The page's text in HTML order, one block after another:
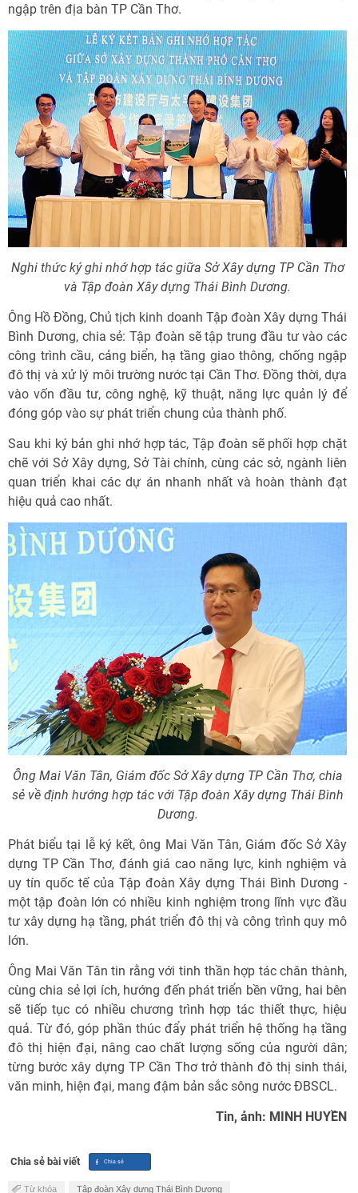
ngập trên địa bàn TP Cần Thơ.
Nghi thức ký ghi nhớ hợp tác giữa Sở Xây dựng TP Cần Thơ
và Tập đoàn Xây dựng Thái Bình Dương.
Ông Hồ Đồng, Chủ tịch kinh doanh Tập đoàn Xây dựng Thái
Bình Dương, chia sẻ: Tập đoàn sẽ tập trung đầu tư vào các
công trình cầu, cảng biển, hạ tầng giao thông, chống ngập
đô thị và xử lý môi trường nước tại Cần Thơ. Đồng thời, dựa
vào vốn đầu tư, công nghệ, kỹ thuật, năng lực quản lý để
đóng góp vào sự phát triển chung của thành phố.
Sau khi ký bản ghi nhớ hợp tác, Tập đoàn sẽ phối hợp chặt
chẽ với Sở Xây dựng, Sở Tài chính, cùng các sở, ngành liên
quan triển khai các dự án nhanh nhất và hoàn thành đạt
hiệu quả cao nhất.
Ông Mai Văn Tân, Giám đốc Sở Xây dựng TP Cần Thơ, chia
sẻ về định hướng hợp tác với Tập đoàn Xây dựng Thái Bình
Dương.
Phát biểu tại lễ ký kết, ông Mai Văn Tân, Giám đốc Sở Xây
dựng TP Cần Thơ, đánh giá cao năng lực, kinh nghiệm và
uy tín quốc tế của Tập đoàn Xây dựng Thái Bình Dương -
một tập đoàn lớn có nhiều kinh nghiệm trong lĩnh vực đầu
tư xây dựng hạ tầng, phát triển đô thị và công trình quy mô
lớn.
Ông Mai Văn Tân tin rằng với tinh thần hợp tác chân thành,
cùng chia sẻ lợi ích, hướng đến phát triển bền vững, hai bên
sẽ tiếp tục có nhiều chương trình hợp tác thiết thực, hiệu
quả. Từ đó, góp phần thúc đẩy phát triển hệ thống hạ tầng
đô thị hiện đại, nâng cao chất lượng sống của người dân;
từng bước xây dựng TP Cần Thơ trở thành đô thị sinh thái,
văn minh, hiện đại, mang đậm bản sắc sông nước ĐBSCL.
Tin, ảnh: MINH HUYỀN
Chia sẻ bài viết
Từ khóa Tập đoàn Xây dựng Thái Bình Dương